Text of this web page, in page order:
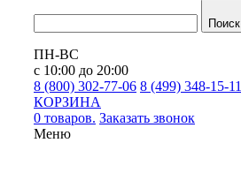
Поиск
ПН-ВС
с 10:00 до 20:00
8 (800) 302-77-06 8 (499) 348-15-11
КОРЗИНА
0 товаров. Заказать звонок
Меню